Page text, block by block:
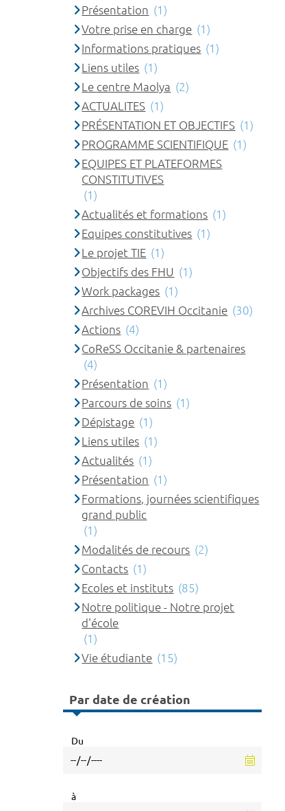
Présentation (1)
Votre prise en charge (1)
Informations pratiques (1)
Liens utiles (1)
Le centre Maolya (2)
ACTUALITES (1)
PRÉSENTATION ET OBJECTIFS (1)
PROGRAMME SCIENTIFIQUE (1)
EQUIPES ET PLATEFORMES
CONSTITUTIVES
(1)
Actualités et formations (1)
Equipes constitutives (1)
Le projet TIE (1)
Objectifs des FHU (1)
Work packages (1)
Archives COREVIH Occitanie (30)
Actions (4)
CoReSS Occitanie & partenaires
(4)
Présentation (1)
Parcours de soins (1)
Dépistage (1)
Liens utiles (1)
Actualités (1)
Présentation (1)
Formations, journées scientifiques
grand public
(1)
Modalités de recours (2)
Contacts (1)
Ecoles et instituts (85)
Notre politique - Notre projet
d'école
(1)
Vie étudiante (15)
Par date de création
Du
à